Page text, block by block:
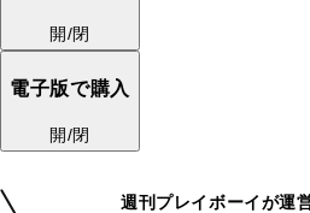
開/閉
電子版で購入
開/閉
週刊プレイボーイが運